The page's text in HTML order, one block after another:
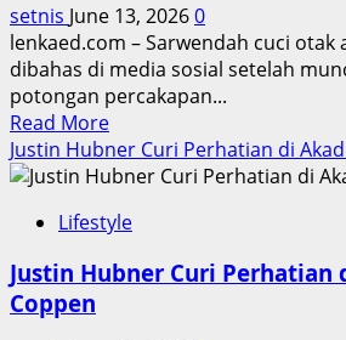
setnis June 13, 20260
lenkaed.com – Sarwendah cuci otak
dibahas di media sosial setelah
potongan percakapan...
Read MoreRead
more
about
Cuci
Anak,
Justin Hubner Curi Perhatian di
Lifestyle
Justin Hubner Curi Perhatian
Coppen